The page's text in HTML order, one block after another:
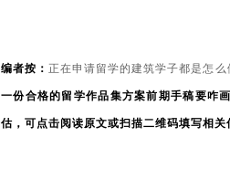
编者按：正在申请留学的建筑学子都是怎
一份合格的留学作品集方案前期手稿要咋画
估，可点击阅读原文或扫描二维码填写相关